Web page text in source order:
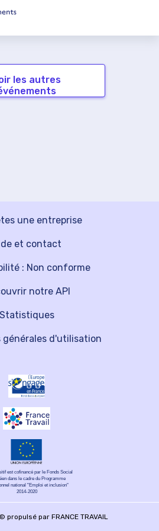
les autres
une entreprise
notre API
et contact
Statistiques
: Non conforme
générales d'utilisation
est cofinancé par le Fonds Social
dans le cadre du Programme
national "Emploi et inclusion"
2014-2020
propulsé par FRANCE TRAVAIL